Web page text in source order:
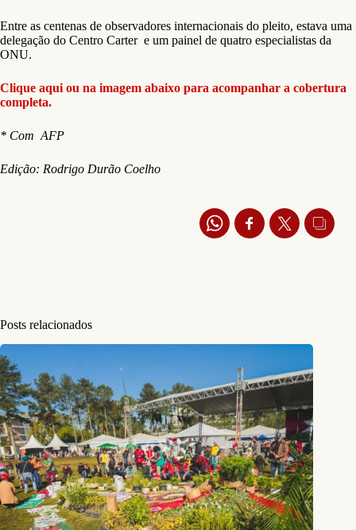
Entre as centenas de observadores internacionais do pleito, estava uma
delegação do Centro Carter e um painel de quatro especialistas da
ONU.
Clique aqui ou na imagem abaixo para acompanhar a cobertura
completa.
* Com AFP
Edição: Rodrigo Durão Coelho
Posts relacionados